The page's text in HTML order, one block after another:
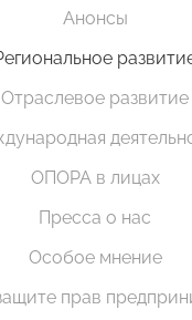
Анонсы
Отраслевое развитие
ОПОРА в лицах
Пресса о нас
Особое мнение
прав